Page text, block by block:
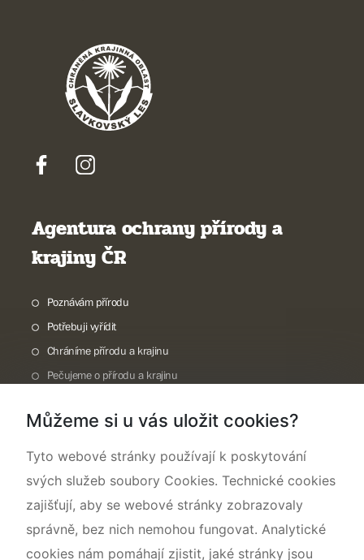
Agentura ochrany přírody a
krajiny ČR
Poznávám přírodu
Potřebuji vyřídit
Chráníme přírodu a krajinu
Pečujeme o přírodu a krajinu
O nás
Můžeme si u vás uložit cookies?
Tyto webové stránky používají k poskytování
svých služeb soubory Cookies. Technické cookies
zajišťují, aby se webové stránky zobrazovaly
správně, bez nich nemohou fungovat. Analytické
cookies nám pomáhají zjistit, jaké stránky jsou